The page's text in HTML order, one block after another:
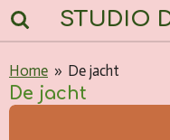
Ga
direct
naar
de
hoofdinhoud
STUDIO
Home » De jacht
De jacht